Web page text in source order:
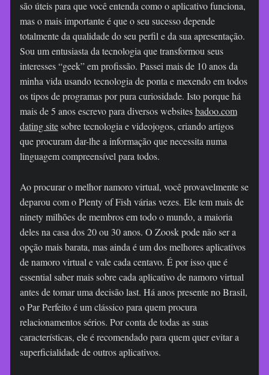
são úteis para que você entenda como o aplicativo funciona,
mas o mais importante é que o seu sucesso depende
totalmente da qualidade do seu perfil e da sua apresentação.
Sou um entusiasta da tecnologia que transformou seus
interesses “geek” em profissão. Passei mais de 10 anos da
minha vida usando tecnologia de ponta e mexendo em todos
os tipos de programas por pura curiosidade. Isto porque há
mais de 5 anos escrevo para diversos websitesbadoo.com
dating sitesobre tecnologia e videojogos, criando artigos
que procuram dar-lhe a informação que necessita numa
linguagem compreensível para todos.
Ao procurar o melhor namoro virtual, você provavelmente se
deparou com o Plenty of Fish várias vezes. Ele tem mais de
ninety milhões de membros em todo o mundo, a maioria
deles na casa dos 20 ou 30 anos. O Zoosk pode não ser a
opção mais barata, mas ainda é um dos melhores aplicativos
de namoro virtual e vale cada centavo. É por isso que é
essential saber mais sobre cada aplicativo de namoro virtual
antes de tomar uma decisão last. Há anos presente no Brasil,
o Par Perfeito é um clássico para quem procura
relacionamentos sérios. Por conta de todas as suas
características, ele é recomendado para quem quer evitar a
superficialidade de outros aplicativos.